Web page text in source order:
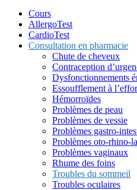
Cours
AllergoTest
CardioTest
Consultation en pharmacie
Chute de cheveux
Contraception
Dysfonctionnements
Essoufflement à
Hémorroïdes
Problèmes de peau
Problèmes de vessie
Problèmes gastro-
Problèmes oto-rhino-
Problèmes vaginaux
Rhume des foins
Troubles du sommeil
Troubles oculaires